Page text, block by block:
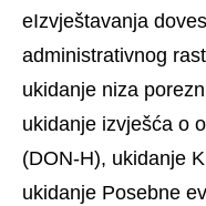
eIzvještavanja
administrativnog
ukidanje niza
ukidanje izvješća o
(DON-H), ukidanje
ukidanje Posebne